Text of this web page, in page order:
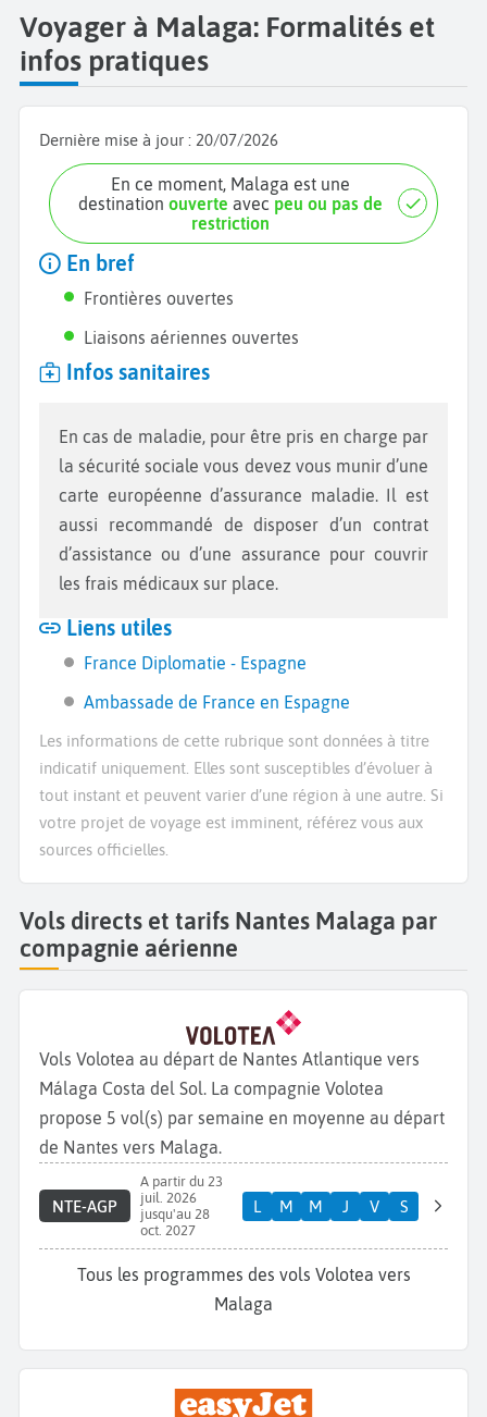
Voyager à Malaga: Formalités et
infos pratiques
Dernière mise à jour : 20/07/2026
En ce moment, Malaga est une
destinationouverte avec peu ou pas de
restriction
En bref
Frontières ouvertes
Liaisons aériennes ouvertes
Infos sanitaires
En cas de maladie, pour être pris en charge par
la sécurité sociale vous devez vous munir d’une
carte européenne d’assurance maladie. Il est
aussi recommandé de disposer d’un contrat
d’assistance ou d’une assurance pour couvrir
les frais médicaux sur place.
Liens utiles
France Diplomatie - Espagne
Ambassade de France en Espagne
Les informations de cette rubrique sont données à titre
indicatif uniquement. Elles sont susceptibles d’évoluer à
tout instant et peuvent varier d’une région à une autre. Si
votre projet de voyage est imminent, référez vous aux
sources officielles.
Vols directs et tarifs Nantes Malaga par
compagnie aérienne
Vols Volotea au départ de Nantes Atlantique vers
Málaga Costa del Sol. La compagnie Volotea
propose 5 vol(s) par semaine en moyenne au départ
de Nantes vers Malaga.
NTE-AGP
A partir du 23
juil. 2026
jusqu'au 28
oct. 2027
L M M J V S
Tous les programmes des vols Volotea vers
Malaga